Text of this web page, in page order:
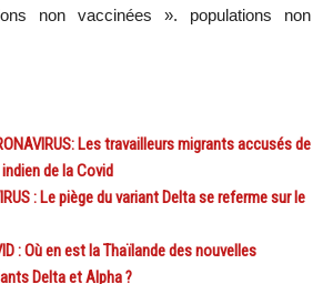
non vaccinées ». populations non
Les travailleurs migrants accusés de
de la Covid
: Le piège du variant Delta se referme sur le
: Où en est la Thaïlande des nouvelles
Delta et Alpha ?